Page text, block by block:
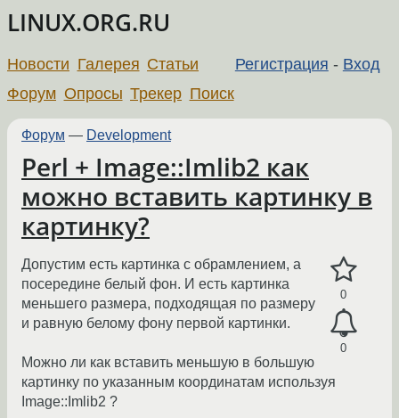
LINUX.ORG.RU
Регистрация - Вход
Новости Галерея Статьи
Форум Опросы Трекер Поиск
Форум — Development
Perl + Image::Imlib2 как
можно вставить картинку в
картинку?
0
0
Допустим есть картинка с обрамлением, а
посередине белый фон. И есть картинка
меньшего размера, подходящая по размеру
и равную белому фону первой картинки.
Можно ли как вставить меньшую в большую
картинку по указанным координатам используя
Image::Imlib2 ?